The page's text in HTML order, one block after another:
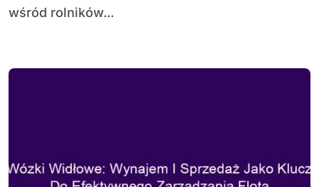
wśród rolników...